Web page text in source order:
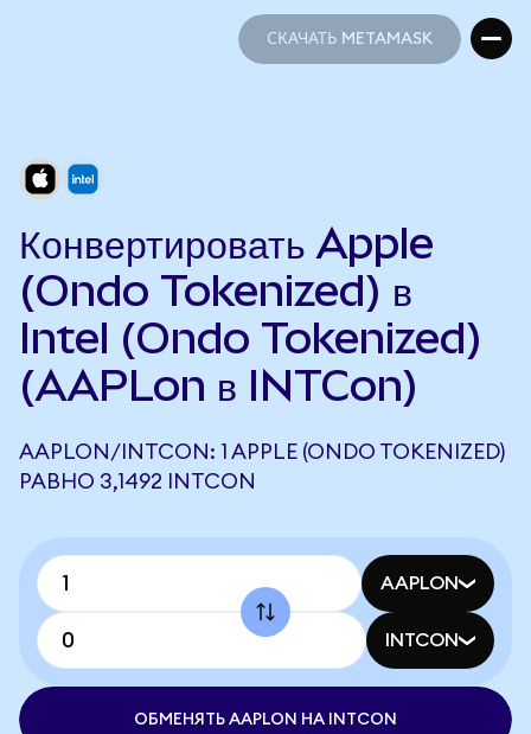
СКАЧАТЬ METAMASK
Конвертировать Apple
(Ondo Tokenized) в
Intel (Ondo Tokenized)
(AAPLon в INTCon)
AAPLON/INTCON: 1 APPLE (ONDO TOKENIZED)
РАВНО 3,1492 INTCON
AAPLON
INTCON
ОБМЕНЯТЬ AAPLON НА INTCON